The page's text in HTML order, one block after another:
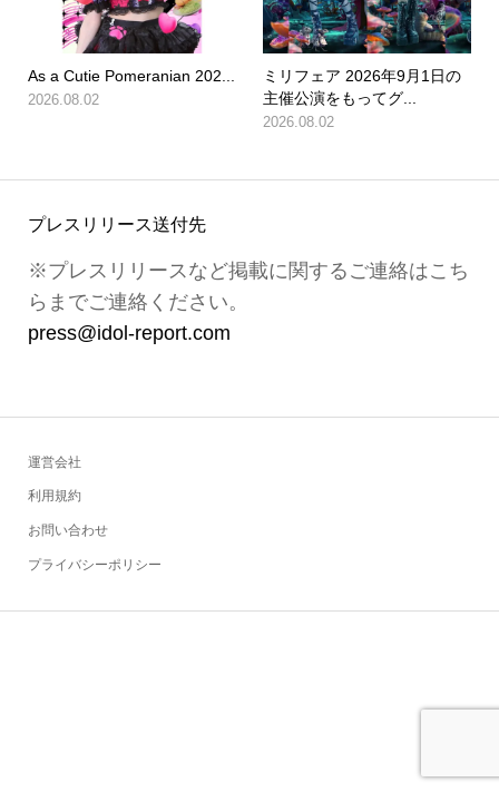
As a Cutie Pomeranian 202...
2026.08.02
ミリフェア 2026年9月1日の
主催公演をもってグ...
2026.08.02
プレスリリース送付先
※プレスリリースなど掲載に関するご連絡はこち
らまでご連絡ください。
press@idol-report.com
運営会社
利用規約
お問い合わせ
プライバシーポリシー